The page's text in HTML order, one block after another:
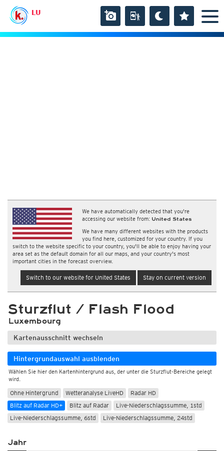
LU
We have automatically detected that you're
accessing our website from: United States
We have many different websites with the products
you find here, customized for your country. If you
switch to the website specific to your country, you'll be able to enjoy having your
area set as the default domain for all our maps, and your country's most
important cities in the forecast overview.
Switch to our website for United States Stay on current version
Sturzflut / Flash Flood
Luxembourg
Kartenausschnitt wechseln
Hintergrundauswahl ausblenden
Wählen Sie hier den Kartenhintergrund aus, der unter die Sturzflut-Bereiche gelegt
wird.
Ohne Hintergrund Wetteranalyse LiveHD
Radar HD
Blitz auf Radar HD+
Blitz auf Radar
Live-Niederschlagssumme, 1std
Live-Niederschlagssumme, 6std
Live-Niederschlagssumme, 24std
Jahr